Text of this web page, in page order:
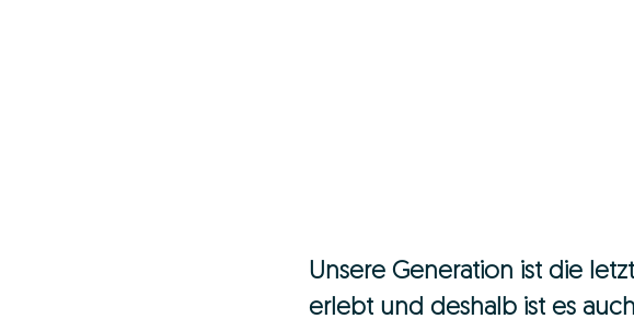
Unsere Generation ist die
erlebt und deshalb ist es